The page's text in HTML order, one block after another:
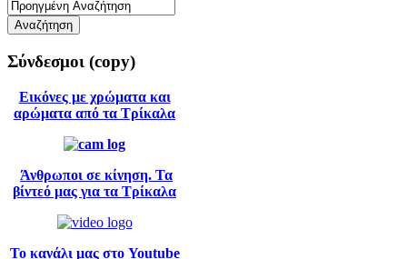
Σύνδεσμοι (copy)
Εικόνες με χρώματα και
αρώματα από τα Τρίκαλα
Άνθρωποι σε κίνηση. Τα
βίντεό μας για τα Τρίκαλα
Το κανάλι μας στο Youtube